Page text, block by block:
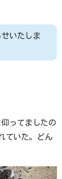
いたしま
ってましたの
ていた。どん